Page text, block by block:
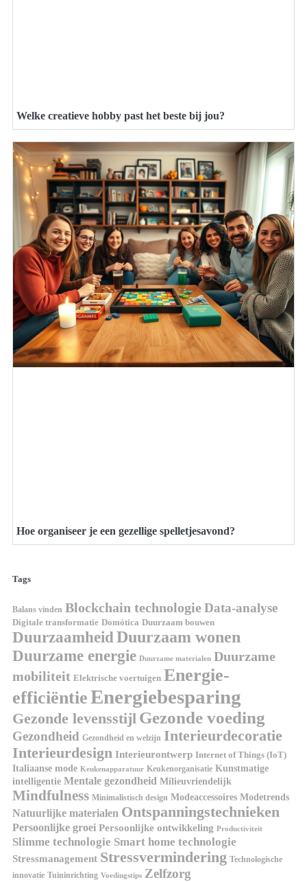
Welke creatieve hobby past het beste bij jou?
Hoe organiseer je een gezellige spelletjesavond?
Tags
Balans vinden Blockchain technologieData-analyse
Digitale transformatie Domótica Duurzaam bouwen
DuurzaamheidDuurzaam wonen
Duurzame energie Duurzame materialen Duurzame
mobiliteit Elektrische voertuigen Energie-
efficiëntieEnergiebesparing
Gezonde levensstijl Gezonde voeding
Gezondheid Gezondheid en welzijn Interieurdecoratie
Interieurdesign Interieurontwerp Internet of Things (IoT)
Italiaanse mode Keukenapparatuur Keukenorganisatie Kunstmatige
intelligentie Mentale gezondheid Milieuvriendelijk
Mindfulness Minimalistisch design Modeaccessoires Modetrends
Natuurlijke materialen Ontspanningstechnieken
Persoonlijke groei Persoonlijke ontwikkeling Productiviteit
Slimme technologie Smart home technologie
Stressmanagement Stressvermindering Technologische
innovatie Tuininrichting Voedingstips Zelfzorg